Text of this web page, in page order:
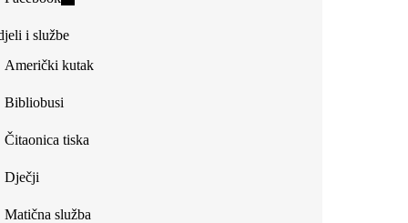
external)
external)
i službe
Američki kutak
Bibliobusi
Čitaonica tiska
Dječji
Matična služba